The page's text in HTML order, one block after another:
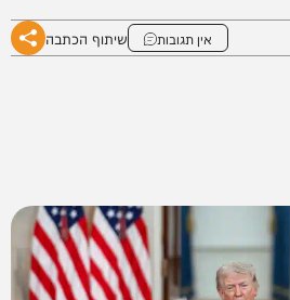
אין תגובות שיתוף הכתבה